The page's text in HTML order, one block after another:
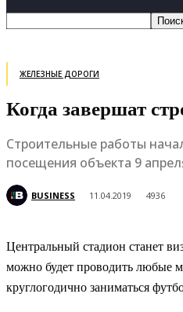
ЖЕЛЕЗНЫЕ ДОРОГИ
Когда завершат
Строительные работы
посещения объекта 9
BUSINESS 11.04.2019 4936
Центральный стадион станет
можно будет проводить любые
круглогодично заниматься